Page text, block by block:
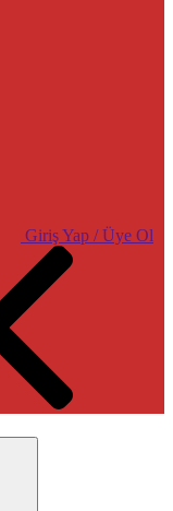
Giriş Yap / Üye Ol